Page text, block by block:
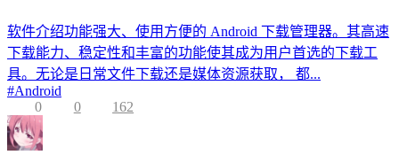
软件介绍功能强大、使用方便的 Android 下载管理器。其高速
下载能力、稳定性和丰富的功能使其成为用户首选的下载工
具。无论是日常文件下载还是媒体资源获取， 都...
#Android
0
0 162